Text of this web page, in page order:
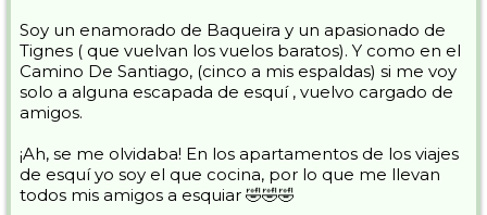
Soy un enamorado de Baqueira y un apasionado de
Tignes ( que vuelvan los vuelos baratos). Y como en el
Camino De Santiago, (cinco a mis espaldas) si me voy
solo a alguna escapada de esquí , vuelvo cargado de
amigos.
¡Ah, se me olvidaba! En los apartamentos de los viajes
de esquí yo soy el que cocina, por lo que me llevan
todos mis amigos a esquiar 🤣🤣🤣